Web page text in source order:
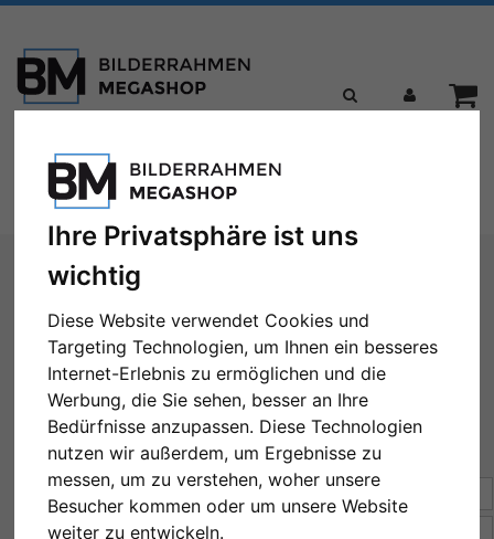
Ihre Privatsphäre ist uns
wichtig
Diese Website verwendet Cookies und
Targeting Technologien, um Ihnen ein besseres
Internet-Erlebnis zu ermöglichen und die
Werbung, die Sie sehen, besser an Ihre
Bedürfnisse anzupassen. Diese Technologien
nutzen wir außerdem, um Ergebnisse zu
messen, um zu verstehen, woher unsere
Besucher kommen oder um unsere Website
weiter zu entwickeln.
Toggle
navigation
Menü
Bilderrahmen
Alurahmen
Alle Filter zurücksetzen
Format: 55x75